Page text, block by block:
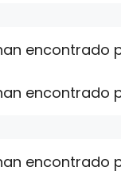
encontrado
encontrado
encontrado